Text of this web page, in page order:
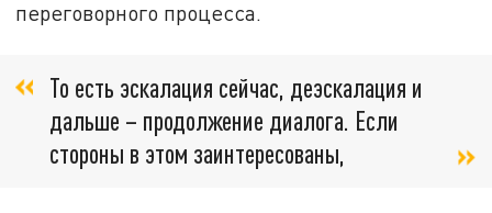
переговорного процесса.
То есть эскалация сейчас, деэскалация и
дальше – продолжение диалога. Если
стороны в этом заинтересованы,